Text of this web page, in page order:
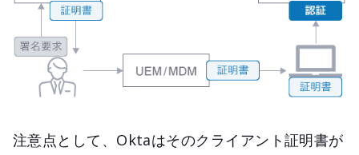
注意点として、Oktaはそのクライアント証明書が